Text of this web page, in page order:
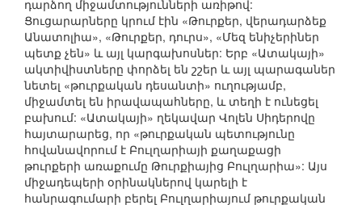
դարձող միջամտությունների առիթով:
Ցուցարարները կրում էին «Թուրքեր, վերադարձեք
Անատոլիա», «Թուրքեր, դուրս», «Մեզ ենիչերիներ
պետք չեն» և այլ կարգախոսներ: Երբ «Ատակայի»
ակտիվիստները փորձել են շշեր և այլ պարագաներ
նետել «թուրքական դեսանտի» ուղությամբ,
միջամտել են իրավապահները, և տեղի է ունեցել
բախում: «Ատակայի» ղեկավար Վոլեն Սիդերովը
հայտարարեց, որ «թուրքական պետությունը
հովանավորում է Բուլղարիայի քաղաքացի
թուրքերի առաքումը Թուրքիայից Բուլղարիա»: Այս
միջադեպերի օրինակներով կարելի է
հանրագումարի բերել Բուլղարիայում թուրքական